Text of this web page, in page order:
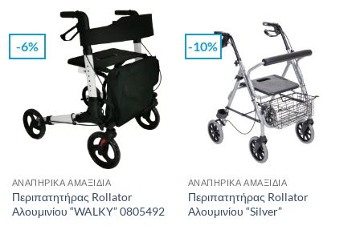
-6%
ΑΝΑΠΗΡΙΚΑ ΑΜΑΞΙΔΙΑ
Περιπατητήρας Rollator
Αλουμινίου “WALKY” 0805492
-10%
ΑΝΑΠΗΡΙΚΑ ΑΜΑΞΙΔΙΑ
Περιπατητήρας Rollator
Αλουμινίου “Silver”